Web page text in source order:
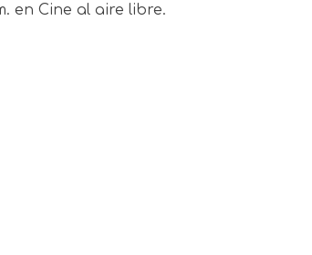
en Cine al aire libre.